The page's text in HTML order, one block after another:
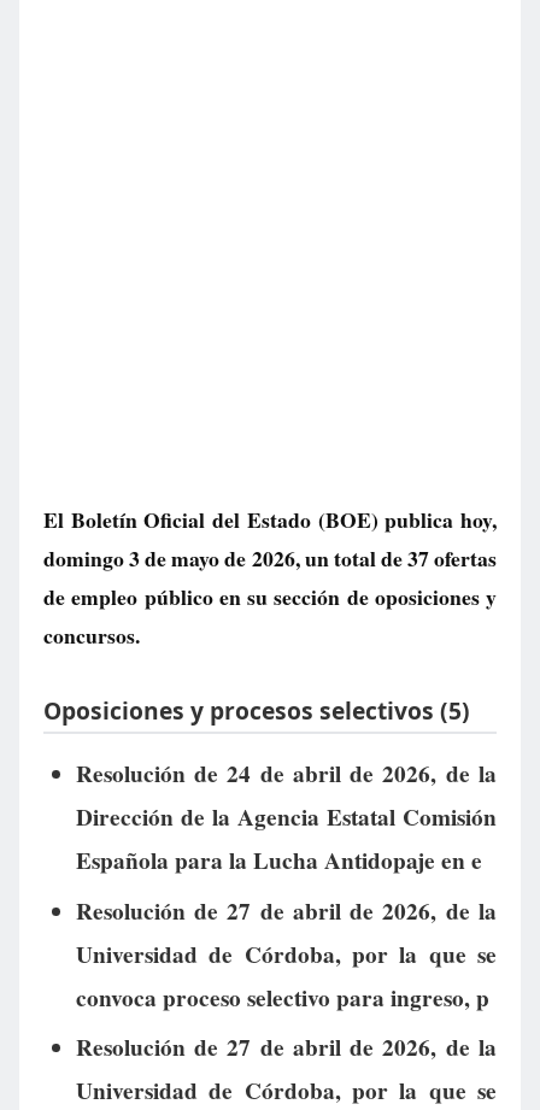
El Boletín Oficial del Estado (BOE) publica hoy,
domingo 3 de mayo de 2026, un total de37 ofertas
de empleo públicoen su sección de oposiciones y
concursos.
Oposiciones y procesos selectivos (5)
Resolución de 24 de abril de 2026, de la
Dirección de la Agencia Estatal Comisión
Española para la Lucha Antidopaje en e
Resolución de 27 de abril de 2026, de la
Universidad de Córdoba, por la que se
convoca proceso selectivo para ingreso, p
Resolución de 27 de abril de 2026, de la
Universidad de Córdoba, por la que se